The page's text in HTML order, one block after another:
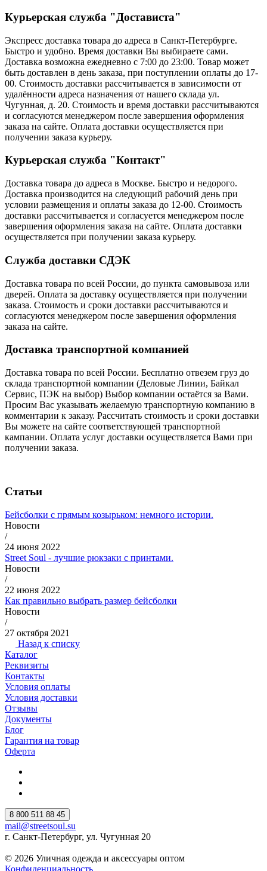
Курьерская служба "Достависта"
Экспресс доставка товара до адреса в Санкт-Петербурге.
Быстро и удобно. Время доставки Вы выбираете сами.
Доставка возможна ежедневно с 7:00 до 23:00. Товар может
быть доставлен в день заказа, при поступлении оплаты до 17-
00. Стоимость доставки рассчитывается в зависимости от
удалённости адреса назначения от нашего склада ул.
Чугунная, д. 20. Стоимость и время доставки рассчитываются
и согласуются менеджером после завершения оформления
заказа на сайте. Оплата доставки осуществляется при
получении заказа курьеру.
Курьерская служба "Контакт"
Доставка товара до адреса в Москве. Быстро и недорого.
Доставка производится на следующий рабочий день при
условии размещения и оплаты заказа до 12-00. Стоимость
доставки рассчитывается и согласуется менеджером после
завершения оформления заказа на сайте. Оплата доставки
осуществляется при получении заказа курьеру.
Служба доставки СДЭК
Доставка товара по всей России, до пункта самовывоза или
дверей. Оплата за доставку осуществляется при получении
заказа. Стоимость и сроки доставки рассчитываются и
согласуются менеджером после завершения оформления
заказа на сайте.
Доставка транспортной компанией
Доставка товара по всей России. Бесплатно отвезем груз до
склада транспортной компании (Деловые Линии, Байкал
Сервис, ПЭК на выбор) Выбор компании остаётся за Вами.
Просим Вас указывать желаемую транспортную компанию в
комментарии к заказу. Рассчитать стоимость и сроки доставки
Вы можете на сайте соответствующей транспортной
кампании. Оплата услуг доставки осуществляется Вами при
получении заказа.
Статьи
Бейсболки с прямым козырьком: немного истории.
Новости
/
24 июня 2022
Street Soul - лучшие рюкзаки с принтами.
Новости
/
22 июня 2022
Как правильно выбрать размер бейсболки
Новости
/
27 октября 2021
Назад к списку
Каталог
Реквизиты
Контакты
Условия оплаты
Условия доставки
Отзывы
Документы
Блог
Гарантия на товар
Оферта
8 800 511 88 45
mail@streetsoul.su
г. Санкт-Петербург, ул. Чугунная 20
© 2026 Уличная одежда и аксессуары оптом
Конфиденциальность